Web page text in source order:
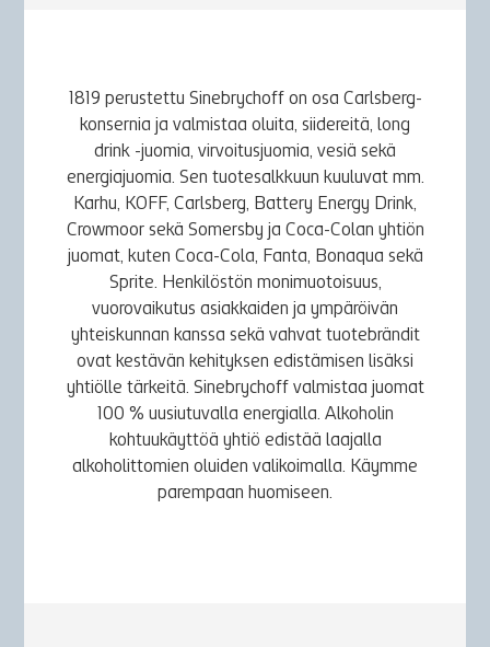
1819 perustettu Sinebrychoff on osa Carlsberg-
konsernia ja valmistaa oluita, siidereitä, long
drink -juomia, virvoitusjuomia, vesiä sekä
energiajuomia. Sen tuotesalkkuun kuuluvat mm.
Karhu, KOFF, Carlsberg, Battery Energy Drink,
Crowmoor sekä Somersby ja Coca-Colan yhtiön
juomat, kuten Coca-Cola, Fanta, Bonaqua sekä
Sprite. Henkilöstön monimuotoisuus,
vuorovaikutus asiakkaiden ja ympäröivän
yhteiskunnan kanssa sekä vahvat tuotebrändit
ovat kestävän kehityksen edistämisen lisäksi
yhtiölle tärkeitä. Sinebrychoff valmistaa juomat
100 % uusiutuvalla energialla. Alkoholin
kohtuukäyttöä yhtiö edistää laajalla
alkoholittomien oluiden valikoimalla. Käymme
parempaan huomiseen.